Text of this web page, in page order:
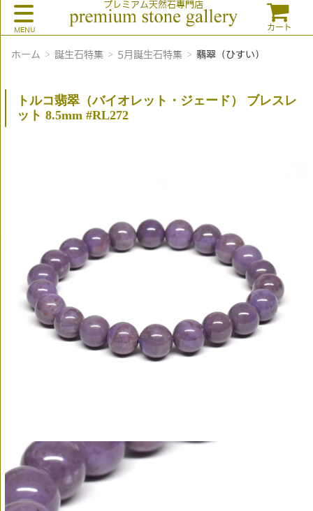
プレミアム天然石専門店
カート
ホーム 誕生石特集 5月誕生石特集 翡翠（ひすい）
トルコ翡翠（バイオレット・ジェード） ブレスレ
ット 8.5mm #RL272